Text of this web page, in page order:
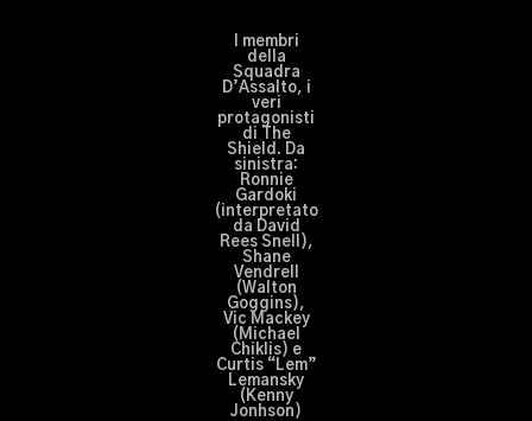
I membri
della
Squadra
D’Assalto, i
veri
protagonisti
di The
Shield. Da
sinistra:
Ronnie
Gardoki
(interpretato
da David
Rees Snell),
Shane
Vendrell
(Walton
Goggins),
Vic Mackey
(Michael
Chiklis) e
Curtis “Lem”
Lemansky
(Kenny
Jonhson)